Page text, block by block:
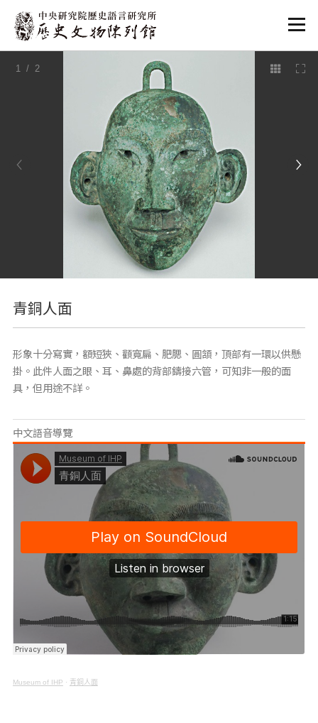
:::
1 / 2
青銅人面
形象十分寫實，額短狹、顴寬扁、肥腮、圓頷，頂部有一環以供懸
掛。此件人面之眼、耳、鼻處的背部鑄接六管，可知非一般的面
具，但用途不詳。
中文語音導覽
Museum of IHP · 青銅人面